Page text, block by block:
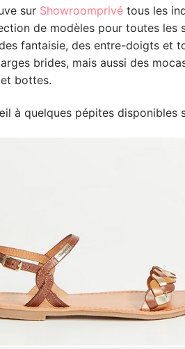
sur Showroomprivétous les
de modèles pour toutes les
fantaisie, des entre-doigts et
brides, mais aussi des
bottes.
à quelques pépites disponibles